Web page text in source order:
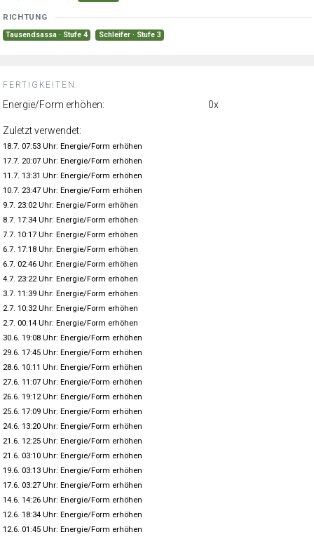
RICHTUNG
Tausendsassa · Stufe 4 Schleifer · Stufe 3
FERTIGKEITEN:
Energie/Form erhöhen: 0x
Zuletzt verwendet:
18.7. 07:53 Uhr: Energie/Form erhöhen
17.7. 20:07 Uhr: Energie/Form erhöhen
11.7. 13:31 Uhr: Energie/Form erhöhen
10.7. 23:47 Uhr: Energie/Form erhöhen
9.7. 23:02 Uhr: Energie/Form erhöhen
8.7. 17:34 Uhr: Energie/Form erhöhen
7.7. 10:17 Uhr: Energie/Form erhöhen
6.7. 17:18 Uhr: Energie/Form erhöhen
6.7. 02:46 Uhr: Energie/Form erhöhen
4.7. 23:22 Uhr: Energie/Form erhöhen
3.7. 11:39 Uhr: Energie/Form erhöhen
2.7. 10:32 Uhr: Energie/Form erhöhen
2.7. 00:14 Uhr: Energie/Form erhöhen
30.6. 19:08 Uhr: Energie/Form erhöhen
29.6. 17:45 Uhr: Energie/Form erhöhen
28.6. 10:11 Uhr: Energie/Form erhöhen
27.6. 11:07 Uhr: Energie/Form erhöhen
26.6. 19:12 Uhr: Energie/Form erhöhen
25.6. 17:09 Uhr: Energie/Form erhöhen
24.6. 13:20 Uhr: Energie/Form erhöhen
21.6. 12:25 Uhr: Energie/Form erhöhen
21.6. 03:10 Uhr: Energie/Form erhöhen
19.6. 03:13 Uhr: Energie/Form erhöhen
17.6. 03:27 Uhr: Energie/Form erhöhen
14.6. 14:26 Uhr: Energie/Form erhöhen
12.6. 18:34 Uhr: Energie/Form erhöhen
12.6. 01:45 Uhr: Energie/Form erhöhen